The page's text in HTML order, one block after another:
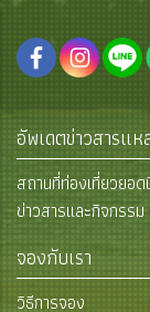
อัพเดตข่าวสารแ
สถานที่ท่องเที่ยวยอ
ข่าวสารและกิจกรรม
จองกับเรา
วิธีการจอง